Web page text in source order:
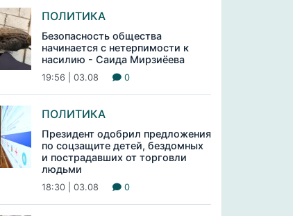
ПОЛИТИКА
Безопасность общества
начинается с нетерпимости к
насилию - Саида Мирзиёева
19:56 | 03.08 0
ПОЛИТИКА
Президент одобрил предложения
по соцзащите детей, бездомных
и пострадавших от торговли
людьми
18:30 | 03.08 0